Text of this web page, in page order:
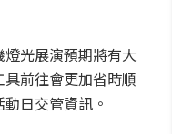
光展演預期將有大
前往會更加省時順
日交管資訊。